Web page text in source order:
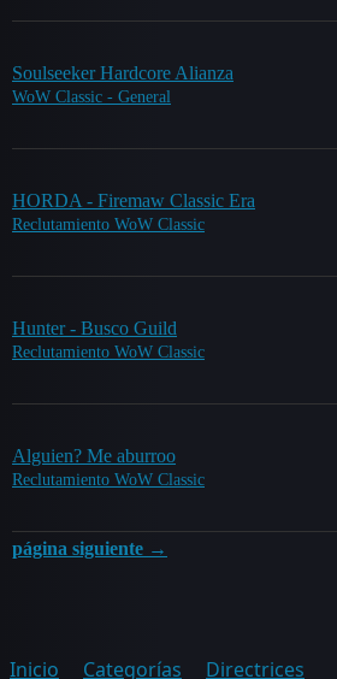
Soulseeker Hardcore Alianza
WoW Classic - General
HORDA - Firemaw Classic Era
Reclutamiento WoW Classic
Hunter - Busco Guild
Reclutamiento WoW Classic
Alguien? Me aburroo
Reclutamiento WoW Classic
página siguiente →
Inicio Categorías Directrices